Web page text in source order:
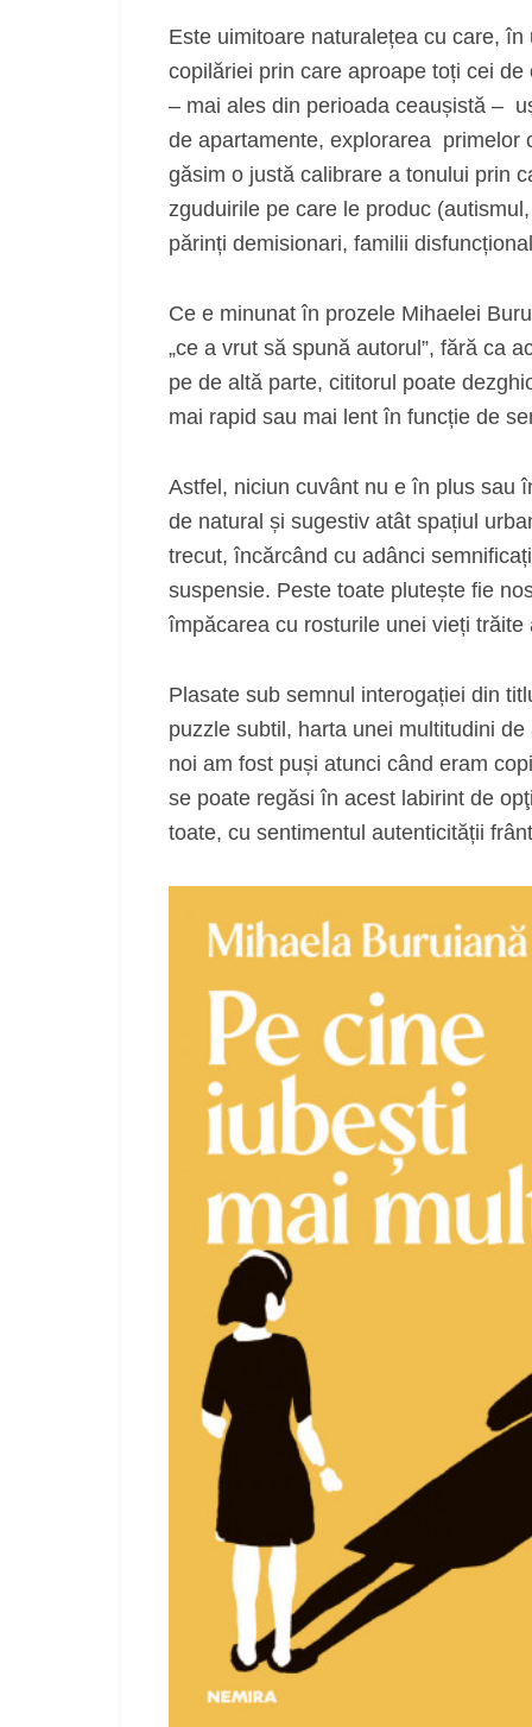
Este uimitoare naturalețea cu care,
copilăriei prin care aproape toți cei
– mai ales din perioada ceaușistă –
de apartamente, explorarea primelor
găsim o justă calibrare a tonului prin
zguduirile pe care le produc
părinți demisionari, familii
Ce e minunat în prozele Mihaelei
„ce a vrut să spună autorul”, fără ca
pe de altă parte, cititorul poate
mai rapid sau mai lent în funcție de
Astfel, niciun cuvânt nu e în plus sau
de natural și sugestiv atât spațiul
trecut, încărcând cu adânci
suspensie. Peste toate plutește fie
împăcarea cu rosturile unei vieți trăite
Plasate sub semnul interogației din
puzzle subtil, harta unei multitudini
noi am fost puși atunci când eram
se poate regăsi în acest labirint de
toate, cu sentimentul autenticității